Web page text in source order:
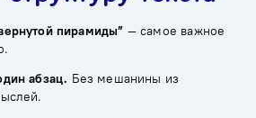
пирамиды” — самое важное
абзац. Без мешанины из